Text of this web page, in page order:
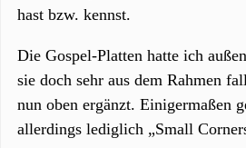
hast bzw. kennst.
Die Gospel-Platten hatte ich
sie doch sehr aus dem Rahmen
nun oben ergänzt. Einigermaßen
allerdings lediglich „Small